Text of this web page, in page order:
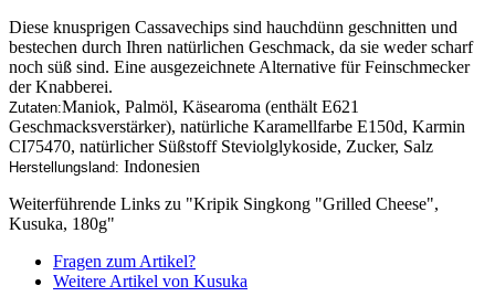
Diese knusprigen Cassavechips sind hauchdünn geschnitten und
bestechen durch Ihren natürlichen Geschmack, da sie weder scharf
noch süß sind. Eine ausgezeichnete Alternative für Feinschmecker
der Knabberei.
Zutaten:Maniok, Palmöl, Käsearoma (enthält E621
Geschmacksverstärker), natürliche Karamellfarbe E150d, Karmin
CI75470, natürlicher Süßstoff Steviolglykoside, Zucker, Salz
Herstellungsland: Indonesien
Weiterführende Links zu "Kripik Singkong "Grilled Cheese",
Kusuka, 180g"
Fragen zum Artikel?
Weitere Artikel von Kusuka